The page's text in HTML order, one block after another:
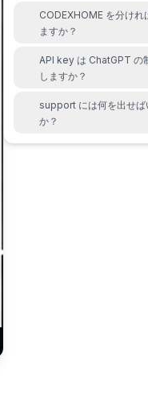
CODEXHOME を分けれ
ますか？
API key は ChatGPT の
しますか？
support には何を出せば
か？